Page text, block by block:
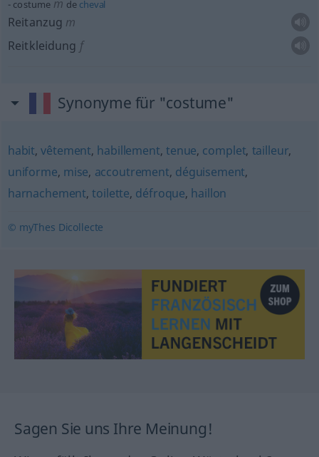
costume m de cheval
Reitanzug m
Reitkleidung f
Synonyme für "costume"
habit,vêtement, habillement, tenue, complet, tailleur,
uniforme, mise, accoutrement, déguisement,
harnachement,toilette, défroque, haillon
© myThes Dicollecte
Sagen Sie uns Ihre Meinung!